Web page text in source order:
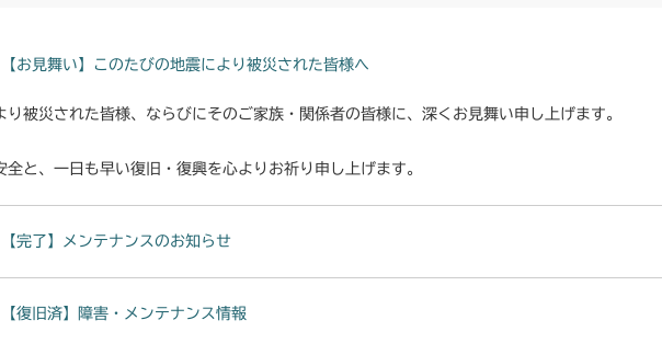
【お見舞い】このたびの地震により被災された皆様へ
り被災された皆様、ならびにそのご家族・関係者の皆様に、深くお見舞い申し上げます。
全と、一日も早い復旧・復興を心よりお祈り申し上げます。
【完了】メンテナンスのお知らせ
【復旧済】障害・メンテナンス情報